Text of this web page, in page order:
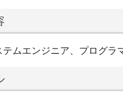
ムエンジニア、プログラ